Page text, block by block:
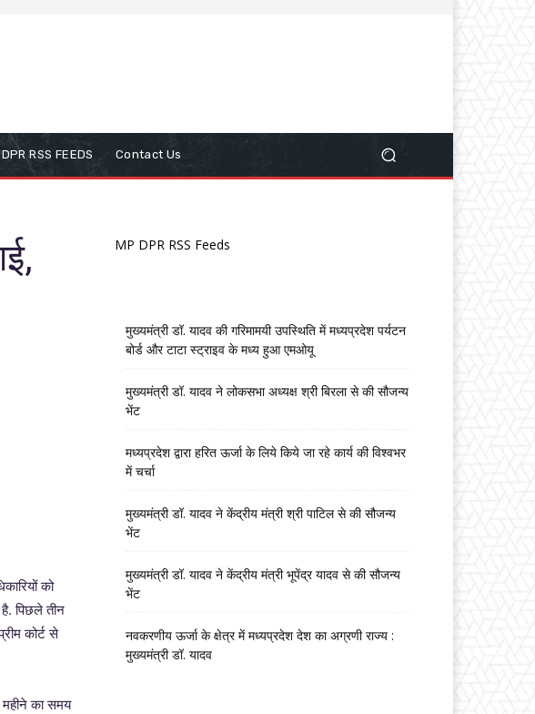
RSS FEEDS Contact Us
को
पिछले तीन
कोर्ट से
का समय
MP DPR RSS Feeds
मुख्यमंत्री डॉ. यादव की गरिमामयी उपस्थिति में मध्यप्रदेश पर्यटन
बोर्ड और टाटा स्ट्राइव के मध्य हुआ एमओयू
मुख्यमंत्री डॉ. यादव ने लोकसभा अध्यक्ष श्री बिरला से की सौजन्य
भेंट
मध्यप्रदेश द्वारा हरित ऊर्जा के लिये किये जा रहे कार्य की विश्वभर
में चर्चा
मुख्यमंत्री डॉ. यादव ने केंद्रीय मंत्री श्री पाटिल से की सौजन्य
भेंट
मुख्यमंत्री डॉ. यादव ने केंद्रीय मंत्री भूपेंद्र यादव से की सौजन्य
भेंट
नवकरणीय ऊर्जा के क्षेत्र में मध्यप्रदेश देश का अग्रणी राज्य :
मुख्यमंत्री डॉ. यादव